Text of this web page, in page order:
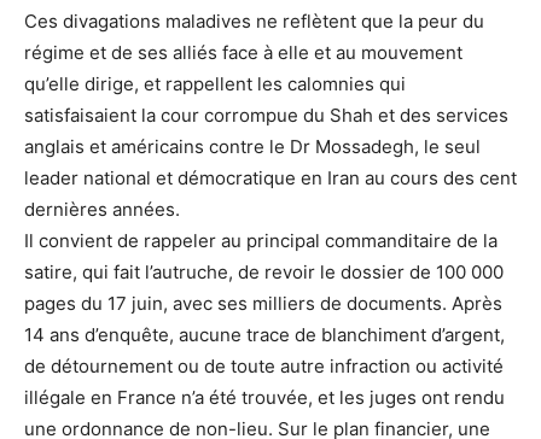
Ces divagations maladives ne reflètent que la peur du
régime et de ses alliés face à elle et au mouvement
qu’elle dirige, et rappellent les calomnies qui
satisfaisaient la cour corrompue du Shah et des services
anglais et américains contre le Dr Mossadegh, le seul
leader national et démocratique en Iran au cours des cent
dernières années.
Il convient de rappeler au principal commanditaire de la
satire, qui fait l’autruche, de revoir le dossier de 100 000
pages du 17 juin, avec ses milliers de documents. Après
14 ans d’enquête, aucune trace de blanchiment d’argent,
de détournement ou de toute autre infraction ou activité
illégale en France n’a été trouvée, et les juges ont rendu
une ordonnance de non-lieu. Sur le plan financier, une